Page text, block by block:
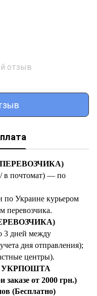
отзыв
в почтомат) — по
по Украине курьером
3 дней между
дня отправления);
центры).
УКРПОШТА
от 2000 грн.)
(Бесплатно)